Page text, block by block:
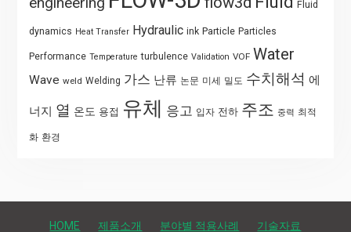
Fluid
dynamics Heat Transfer Hydraulic ink Particle Particles
Performance Temperature turbulence Validation VOF Water
Wave weld Welding 가스 난류 논문 미세 밀도 수치해석 에
너지 열 온도 용접 유체 응고 입자 전하 주조 중력 최적
화 환경
HOME 제품소개 분야별 적용사례 기술자료